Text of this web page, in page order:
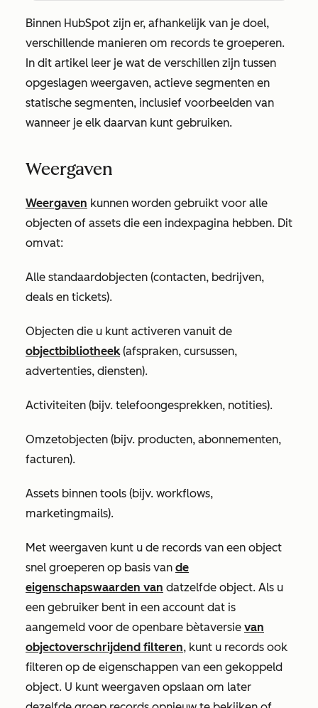
Binnen HubSpot zijn er, afhankelijk van je doel,
verschillende manieren om records te groeperen.
In dit artikel leer je wat de verschillen zijn tussen
opgeslagen weergaven, actieve segmenten en
statische segmenten, inclusief voorbeelden van
wanneer je elk daarvan kunt gebruiken.
Weergaven
Weergaven kunnen worden gebruikt voor alle
objecten of assets die een indexpagina hebben. Dit
omvat:
Alle standaardobjecten (contacten, bedrijven,
deals en tickets).
Objecten die u kunt activeren vanuit de
objectbibliotheek(afspraken, cursussen,
advertenties, diensten).
Activiteiten (bijv. telefoongesprekken, notities).
Omzetobjecten (bijv. producten, abonnementen,
facturen).
Assets binnen tools (bijv. workflows,
marketingmails).
Met weergaven kunt u de records van een object
snel groeperen op basis van de
eigenschapswaarden van datzelfde object. Als u
een gebruiker bent in een account dat is
aangemeld voor de openbare bètaversie van
objectoverschrijdend filteren, kunt u records ook
filteren op de eigenschappen van een gekoppeld
object. U kunt weergaven opslaan om later